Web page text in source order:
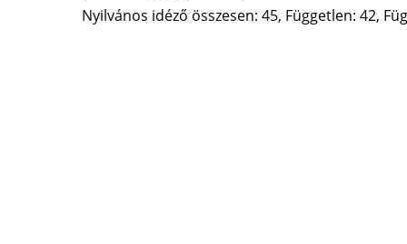
Nyilvános idéző összesen: 45, Független: 42,